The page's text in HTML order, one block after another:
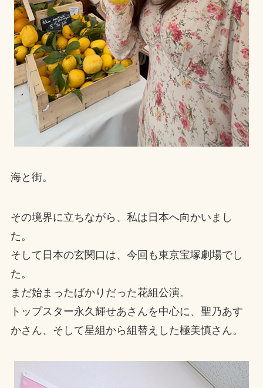
海と街。
その境界に立ちながら、私は日本へ向かいまし
た。
そして日本の玄関口は、今回も東京宝塚劇場でし
た。
まだ始まったばかりだった花組公演。
トップスター永久輝せあさんを中心に、聖乃あす
かさん、そして星組から組替えした極美慎さん。